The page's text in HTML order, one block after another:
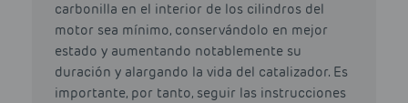
carbonilla en el interior de los cilindros del
motor sea mínimo, conservándolo en mejor
estado y aumentando notablemente su
duración y alargando la vida del catalizador. Es
importante, por tanto, seguir las instrucciones